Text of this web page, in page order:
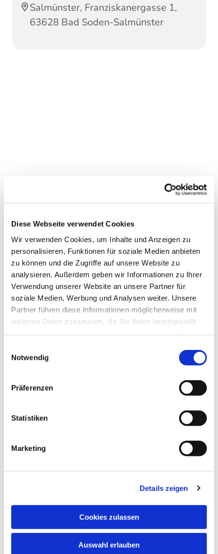
Diese Webseite verwendet Cookies
Wir verwenden Cookies, um Inhalte und Anzeigen zu
personalisieren, Funktionen für soziale Medien anbieten
zu können und die Zugriffe auf unsere Website zu
analysieren. Außerdem geben wir Informationen zu Ihrer
Verwendung unserer Website an unsere Partner für
soziale Medien, Werbung und Analysen weiter. Unsere
Partner führen diese Informationen möglicherweise mit
weiteren Daten zusammen, die Sie ihnen bereitgestellt
Notwendig
Präferenzen
Statistiken
Marketing
Details zeigen
Cookies zulassen
Auswahl erlauben
Salmünster, Franziskanergasse 1,
63628 Bad Soden-Salmünster
Dies könnte Sie auch
interessieren